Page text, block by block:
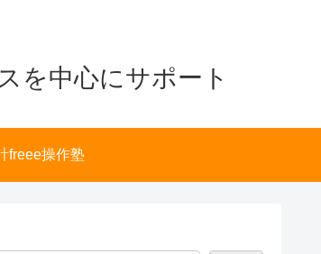
を中心にサポート
freee操作塾